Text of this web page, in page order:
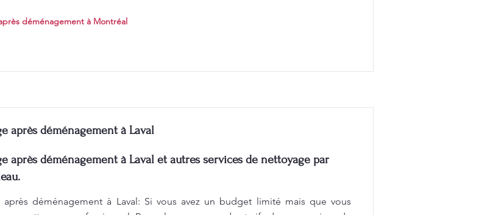
déménagement à Montréal
après déménagement à Laval
après déménagement à Laval et autres services de nettoyage par
après déménagement à Laval: Si vous avez un budget limité mais que vous